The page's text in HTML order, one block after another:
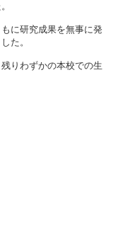
に研究成果を無事に発
た。
りわずかの本校での生